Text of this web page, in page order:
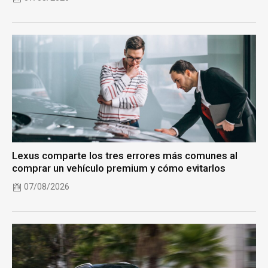
Lexus comparte los tres errores más comunes al
comprar un vehículo premium y cómo evitarlos
07/08/2026